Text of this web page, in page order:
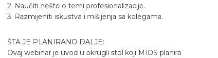
2. Naučiti nešto o temi profesionalizacije.
3. Razmijeniti iskustva i mišljenja sa kolegama.
ŠTA JE PLANIRANO DALJE:
Ovaj webinar je uvod u okrugli stol koji MIOS planira